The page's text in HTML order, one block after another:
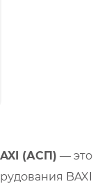
(АСП) —